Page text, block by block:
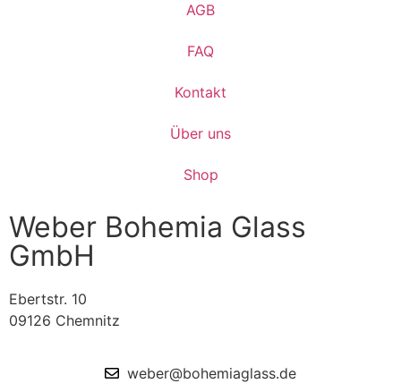
AGB
FAQ
Kontakt
Über uns
Shop
Weber Bohemia Glass
GmbH
Ebertstr. 10
09126 Chemnitz
weber@bohemiaglass.de